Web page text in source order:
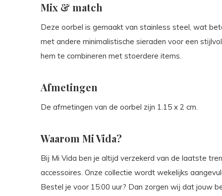
Mix & match
Deze oorbel is gemaakt van stainless steel, wat
met andere minimalistische sieraden voor een
hem te combineren met stoerdere items.
Afmetingen
De afmetingen van de oorbel zijn 1.15 x 2 cm.
Waarom Mi Vida?
Bij Mi Vida ben je altijd verzekerd van de laatste
accessoires. Onze collectie wordt wekelijks
Bestel je voor 15:00 uur? Dan zorgen wij dat jouw